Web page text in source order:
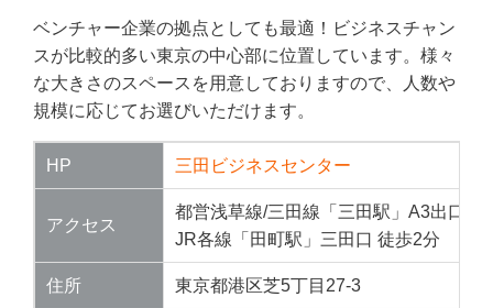
ベンチャー企業の拠点としても最適！ビジネスチャン
スが比較的多い東京の中心部に位置しています。様々
な大きさのスペースを用意しておりますので、人数や
規模に応じてお選びいただけます。
HP 三田ビジネスセンター
アクセス
都営浅草線/三田線「三田駅」A3出口 徒
JR各線「田町駅」三田口 徒歩2分
住所 東京都港区芝5丁目27-3